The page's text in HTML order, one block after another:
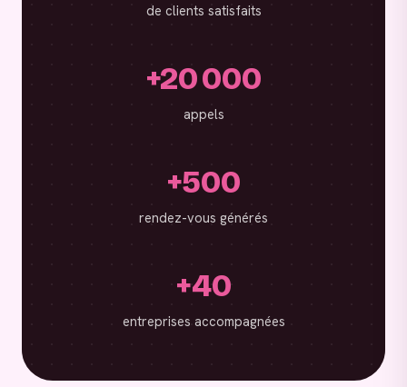
de clients satisfaits
+20 000
appels
+500
rendez-vous générés
+40
entreprises accompagnées